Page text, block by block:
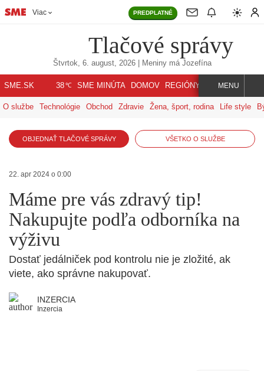
Viac PREDPLATNÉ
Tlačové správy
Štvrtok, 6. august, 2026| Meniny má Jozefína
SME.SK 38℃ SME MINÚTA DOMOV REGIÓNY INDEX SVET
MENU
O službe Technológie Obchod Zdravie Žena, šport, rodina Life style
OBJEDNAŤ TLAČOVÉ SPRÁVY VŠETKO O SLUŽBE
22. apr 2024 o 0:00
Máme pre vás zdravý tip!
Nakupujte podľa odborníka na
výživu
Dostať jedálniček pod kontrolu nie je zložité, ak
viete, ako správne nakupovať.
INZERCIA
Inzercia